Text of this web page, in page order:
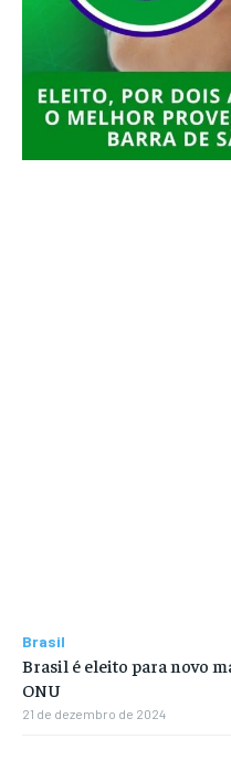
Brasil
Brasil é eleito para novo
ONU
21 de dezembro de 2024